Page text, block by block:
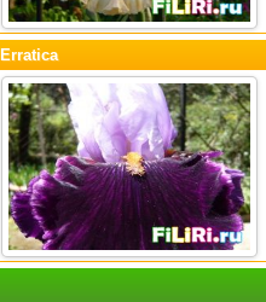
Erratica